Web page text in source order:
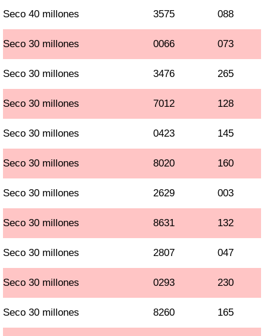
Seco 40 millones 3575 088
Seco 30 millones 0066 073
Seco 30 millones 3476 265
Seco 30 millones 7012 128
Seco 30 millones 0423 145
Seco 30 millones 8020 160
Seco 30 millones 2629 003
Seco 30 millones 8631 132
Seco 30 millones 2807 047
Seco 30 millones 0293 230
Seco 30 millones 8260 165